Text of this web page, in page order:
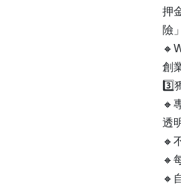
押
險」
創
3️⃣
🔸
透
🔸
🔸
🔸